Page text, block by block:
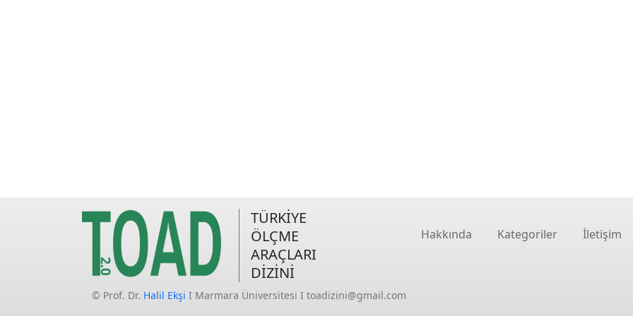
TÜRKİYE
ÖLÇME
ARAÇLARI
DİZİNİ
Hakkında Kategoriler İletişim
© Prof. Dr. Halil Ekşi I Marmara Üniversitesi I toadizini@gmail.com